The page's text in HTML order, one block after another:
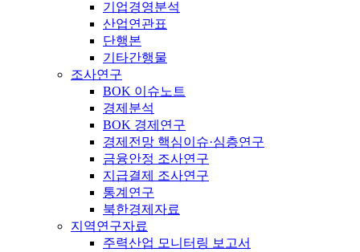
기업경영분석
산업연관표
단행본
기타간행물
조사연구
BOK 이슈노트
경제분석
BOK 경제연구
경제전망 핵심이슈·심층연구
금융안정 조사연구
지급결제 조사연구
통계연구
북한경제자료
지역연구자료
주력산업 모니터링 보고서